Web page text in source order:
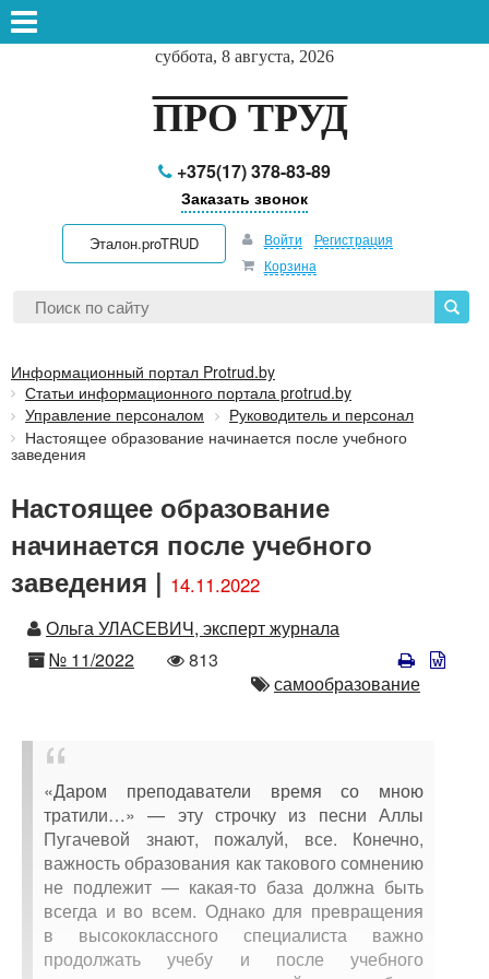
суббота, 8 августа, 2026
ПРО ТРУД
+375(17) 378-83-89
Заказать звонок
Эталон.proTRUD Войти
Регистрация
Корзина
Информационный портал Protrud.by
Статьи информационного портала protrud.by
Управление персоналом
Руководитель и персонал
Настоящее образование начинается после учебного
заведения
Настоящее образование
начинается после учебного
заведения | 14.11.2022
Автор
Ольга УЛАСЕВИЧ, эксперт журнала
Номер
№ 11/2022
Количество
просмотров
813
Автор
самообразование
«Даром преподаватели время со мною
тратили…» — эту строчку из песни Аллы
Пугачевой знают, пожалуй, все. Конечно,
важность образования как такового сомнению
не подлежит — какая-то база должна быть
всегда и во всем. Однако для превращения
в высококлассного специалиста важно
продолжать учебу и после учебного